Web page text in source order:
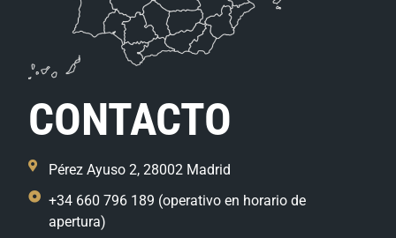
CONTACTO
Pérez Ayuso 2, 28002 Madrid
+34 660 796 189 (operativo en horario de
apertura)